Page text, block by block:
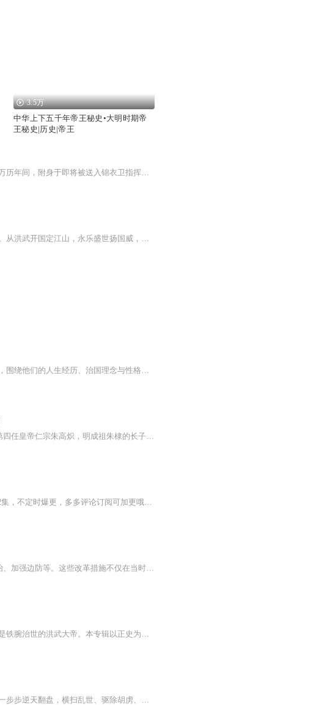
3.5万
中华上下五千年帝王秘史•大明时期帝
王秘史|历史|帝王
现代考古系研究生苏晚，在修复一枚明代凤纹玉佩时遭遇雷击，灵魂穿越到万历年间，附身于即将被送入锦衣卫指挥史萧彻府中当“眼线”的绣娘沈青梧身上。沈青梧是江南织造沈家的庶女，被家族当作棋子，用以刺探手握重权的萧彻。苏晚以沈青梧的身份，带着现代...
开局布衣天子，终局煤山孤影。三百年大明风华起落，十六位帝王跌宕人生。从洪武开国定江山，永乐盛世扬国威，到仁宣治世、土木之变、万历怠政、崇祯殉国，细数朱家历代帝王功过是非、权谋心计、爱恨悲欢。拨开正史迷雾，还原真实帝王百态，读懂一代王朝兴...
日更一集【内容简介】讲述了明代的三位帝王朱元璋、朱棣和朱厚照的一生，围绕他们的人生经历、治国理念与性格特点进行了多角度的分析。三张不同的面孔背后是三个性格与处事方式迥异的人，而他们对明王朝所产生的历史影响也随之不同。 从开朝皇帝明太祖朱元...
本书是一部长篇历史小说，是“大明监国皇帝”四部曲之一，主人公是大明朝第四任皇帝仁宗朱高炽，明成祖朱棣的长子。该系列叙述了朱高炽从助父在靖难之役夺权成功到驾崩的近三十年（建文元年—宣德元年）的故事。全书用辩证的历史观，以朱高炽自藩邸到登基...
前55集为免费试听，第56集起为付费音频，0.2元/集，会员免费收听；日更2集，不定时爆更，多多评论订阅可加更哦~大型权谋历史类多人有声剧重磅上线！脑洞+轻松+爽！！三国：败家从忽悠曹操开始 三国迷们千万不要错过哦~！！！不好听来打我！【内容介绍】你...
张居正推行的一系列重大改革举措，如清丈土地、推行“一条鞭法”、整顿吏治、加强边防等。这些改革措施不仅在当时取得了显著的成效，也为明朝的中兴奠定了坚实的基础。书中通过丰富的细节和生动的情节，让读者深刻感受到张居正改革的艰难与伟大，以及他在...
从放牛娃到开国君，从皇觉寺到紫禁城，他是史上起点最低的开国帝王，也是铁腕治世的洪武大帝。本专辑以正史为骨、评书为魂，全景再现朱元璋波澜壮阔的一生：乱世起兵、逐鹿中原、定鼎天下、治国安邦。讲透权谋、战争、人性与国运，带你重回元末风云，听一...
他是中国历史上唯一的布衣开国皇帝，从濠州赤贫放牛娃、游方乞丐和尚，一步步逆天翻盘，横扫乱世、驱除胡虏、一统华夏，开创三百年大明基业。本专辑全程高燃还原朱元璋波澜壮阔的一生：亲历赤贫灾荒、家破人亡的绝境求生；闯荡淮西、投身红巾、濠州崛起、...